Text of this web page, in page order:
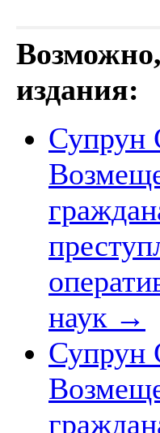
издания:
Супрун
наук →
Супрун